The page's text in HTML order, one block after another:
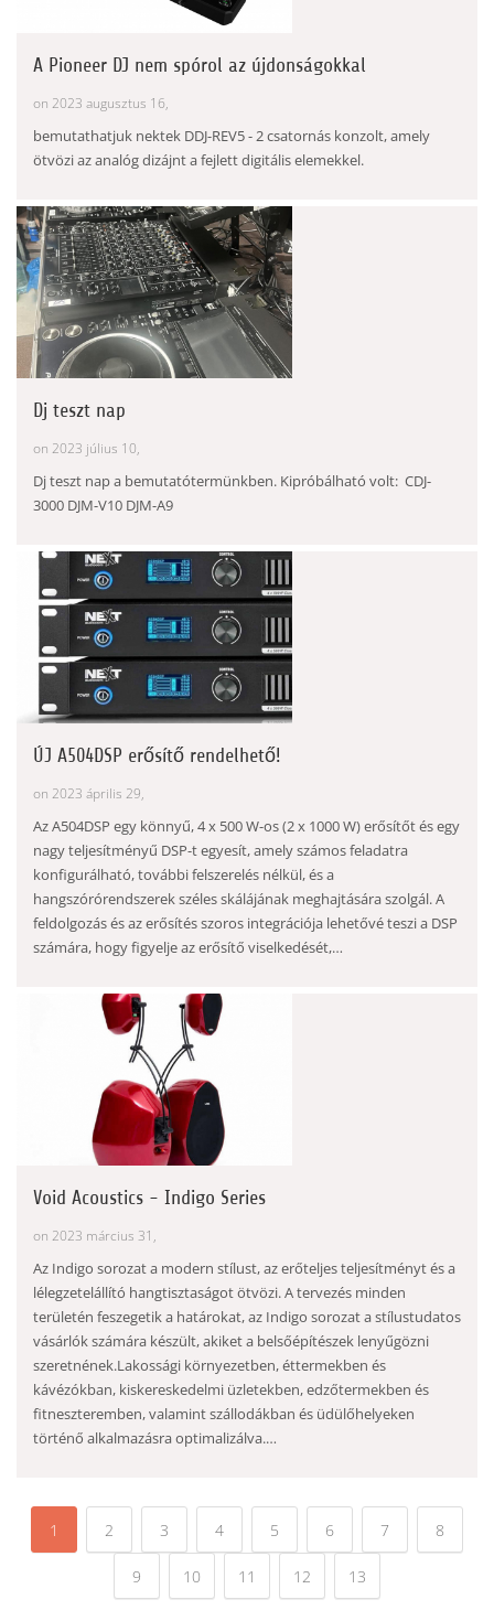
A Pioneer DJ nem spórol az újdonságokkal
on 2023 augusztus 16,
bemutathatjuk nektek DDJ-REV5 - 2 csatornás konzolt, amely
ötvözi az analóg dizájnt a fejlett digitális elemekkel.
Dj teszt nap
on 2023 július 10,
Dj teszt nap a bemutatótermünkben. Kipróbálható volt: CDJ-
3000 DJM-V10 DJM-A9
ÚJ A504DSP erősítő rendelhető!
on 2023 április 29,
Az A504DSP egy könnyű, 4 x 500 W-os (2 x 1000 W) erősítőt és egy
nagy teljesítményű DSP-t egyesít, amely számos feladatra
konfigurálható, további felszerelés nélkül, és a
hangszórórendszerek széles skálájának meghajtására szolgál. A
feldolgozás és az erősítés szoros integrációja lehetővé teszi a DSP
számára, hogy figyelje az erősítő viselkedését,…
Void Acoustics - Indigo Series
on 2023 március 31,
Az Indigo sorozat a modern stílust, az erőteljes teljesítményt és a
lélegzetelállító hangtisztaságot ötvözi. A tervezés minden
területén feszegetik a határokat, az Indigo sorozat a stílustudatos
vásárlók számára készült, akiket a belsőépítészek lenyűgözni
szeretnének.Lakossági környezetben, éttermekben és
kávézókban, kiskereskedelmi üzletekben, edzőtermekben és
fitneszteremben, valamint szállodákban és üdülőhelyeken
történő alkalmazásra optimalizálva.…
1 2 3 4 5 6 7 8
9 10 11 12 13